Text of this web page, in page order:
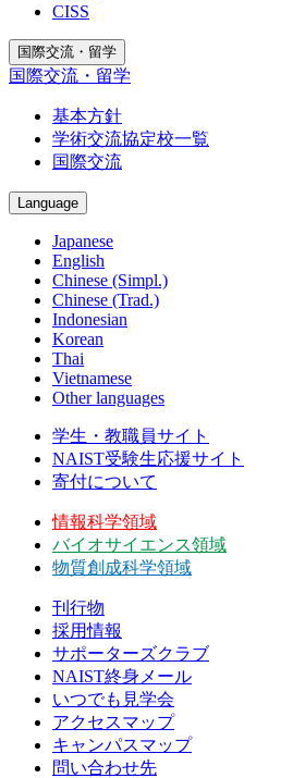
CISS
国際交流・留学
国際交流・留学
基本方針
学術交流協定校一覧
国際交流
Language
Japanese
English
Chinese (Simpl.)
Chinese (Trad.)
Indonesian
Korean
Thai
Vietnamese
Other languages
学生・教職員サイト
NAIST受験生応援サイト
寄付について
情報科学領域
バイオサイエンス領域
物質創成科学領域
刊行物
採用情報
サポーターズクラブ
NAIST終身メール
いつでも見学会
アクセスマップ
キャンパスマップ
問い合わせ先